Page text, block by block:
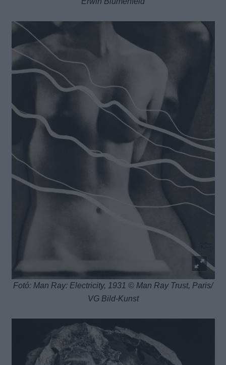
Fotó: Man Ray: Electricity, 1931 © Man Ray Trust, Paris/
VG Bild-Kunst